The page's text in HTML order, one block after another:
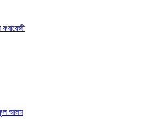
ফরায়েজী
আলম